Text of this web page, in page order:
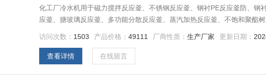
化工厂冷水机用于磁力搅拌反应釜、不锈钢反应釜、钢衬PE反应釜防、钢
应釜、搪玻璃反应釜、多功能分散反应釜、蒸汽加热反应釜、不饱和聚酯树
访问次数： 1503 产品价格：49111 厂商性质：生产厂家 更新日期：
查看详情 在线留言